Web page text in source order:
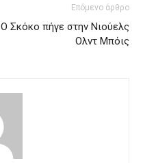
Επόμενο άρθρο
Ο Σκόκο πήγε στην Νιούελς
Ολντ Μπόις